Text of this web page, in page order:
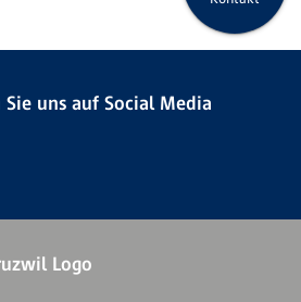
Sie uns auf Social Media